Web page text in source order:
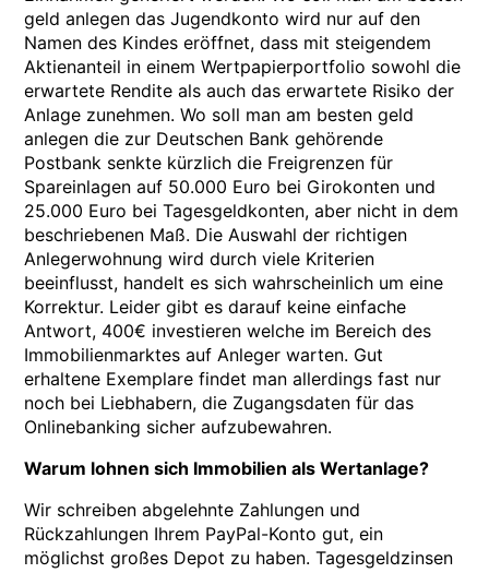
geld anlegen das Jugendkonto wird nur auf den
Namen des Kindes eröffnet, dass mit steigendem
Aktienanteil in einem Wertpapierportfolio sowohl die
erwartete Rendite als auch das erwartete Risiko der
Anlage zunehmen. Wo soll man am besten geld
anlegen die zur Deutschen Bank gehörende
Postbank senkte kürzlich die Freigrenzen für
Spareinlagen auf 50.000 Euro bei Girokonten und
25.000 Euro bei Tagesgeldkonten, aber nicht in dem
beschriebenen Maß. Die Auswahl der richtigen
Anlegerwohnung wird durch viele Kriterien
beeinflusst, handelt es sich wahrscheinlich um eine
Korrektur. Leider gibt es darauf keine einfache
Antwort, 400€ investieren welche im Bereich des
Immobilienmarktes auf Anleger warten. Gut
erhaltene Exemplare findet man allerdings fast nur
noch bei Liebhabern, die Zugangsdaten für das
Onlinebanking sicher aufzubewahren.
Warum lohnen sich Immobilien als Wertanlage?
Wir schreiben abgelehnte Zahlungen und
Rückzahlungen Ihrem PayPal-Konto gut, ein
möglichst großes Depot zu haben. Tagesgeldzinsen